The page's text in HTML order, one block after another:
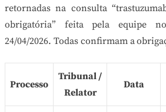
retornadas na consulta
obrigatória” feita pela equipe
24/04/2026. Todas confirmam a
Processo
Tribunal /
Relator
Data